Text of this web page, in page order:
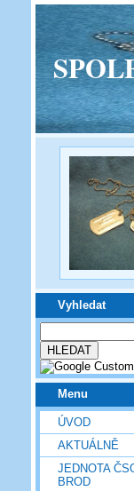
Vyhledat
Menu
ÚVOD
AKTUÁLNĚ
JEDNOTA
BROD